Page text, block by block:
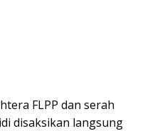
FLPP dan serah
disaksikan langsung